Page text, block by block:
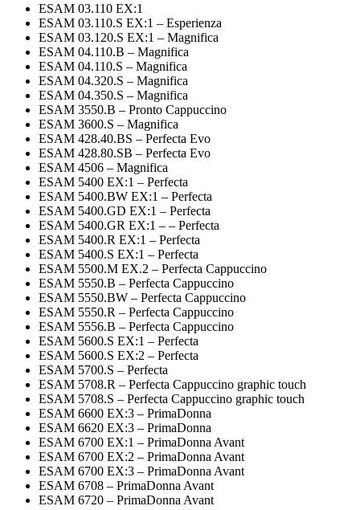
ESAM 03.110 EX:1
ESAM 03.110.S EX:1 – Esperienza
ESAM 03.120.S EX:1 – Magnifica
ESAM 04.110.B – Magnifica
ESAM 04.110.S – Magnifica
ESAM 04.320.S – Magnifica
ESAM 04.350.S – Magnifica
ESAM 3550.B – Pronto Cappuccino
ESAM 3600.S – Magnifica
ESAM 428.40.BS – Perfecta Evo
ESAM 428.80.SB – Perfecta Evo
ESAM 4506 – Magnifica
ESAM 5400 EX:1 – Perfecta
ESAM 5400.BW EX:1 – Perfecta
ESAM 5400.GD EX:1 – Perfecta
ESAM 5400.GR EX:1 – – Perfecta
ESAM 5400.R EX:1 – Perfecta
ESAM 5400.S EX:1 – Perfecta
ESAM 5500.M EX.2 – Perfecta Cappuccino
ESAM 5550.B – Perfecta Cappuccino
ESAM 5550.BW – Perfecta Cappuccino
ESAM 5550.R – Perfecta Cappuccino
ESAM 5556.B – Perfecta Cappuccino
ESAM 5600.S EX:1 – Perfecta
ESAM 5600.S EX:2 – Perfecta
ESAM 5700.S – Perfecta
ESAM 5708.R – Perfecta Cappuccino graphic touch
ESAM 5708.S – Perfecta Cappuccino graphic touch
ESAM 6600 EX:3 – PrimaDonna
ESAM 6620 EX:3 – PrimaDonna
ESAM 6700 EX:1 – PrimaDonna Avant
ESAM 6700 EX:2 – PrimaDonna Avant
ESAM 6700 EX:3 – PrimaDonna Avant
ESAM 6708 – PrimaDonna Avant
ESAM 6720 – PrimaDonna Avant